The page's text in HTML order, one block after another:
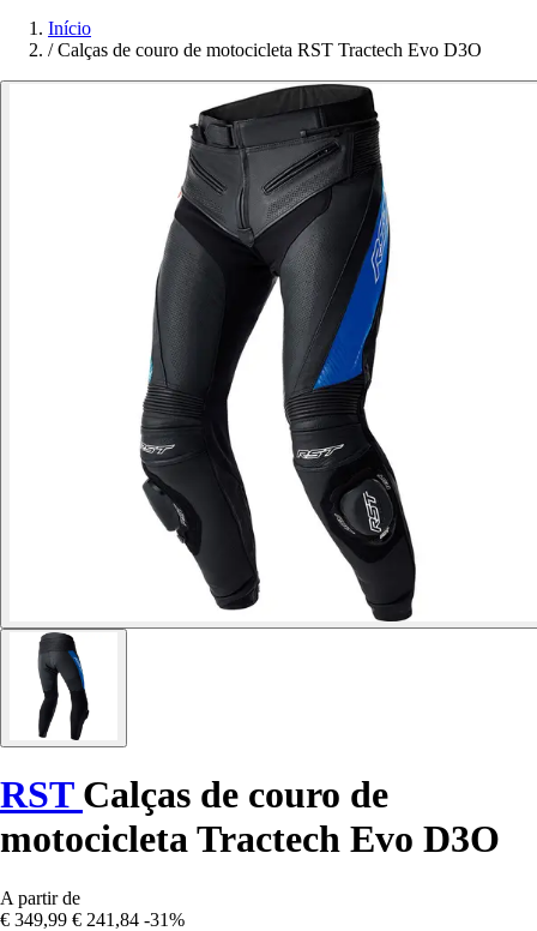
Início
/ Calças de couro de motocicleta RST Tractech Evo D3O
RST Calças de couro de
motocicleta Tractech Evo D3O
A partir de
€ 349,99 € 241,84 -31%